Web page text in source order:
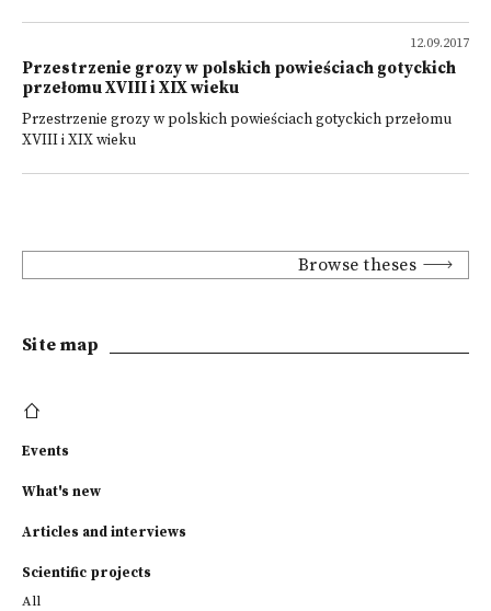
12.09.2017
Przestrzenie grozy w polskich powieściach gotyckich
przełomu XVIII i XIX wieku
Przestrzenie grozy w polskich powieściach gotyckich przełomu
XVIII i XIX wieku
Browse theses
Site map
Events
What's new
Articles and interviews
Scientific projects
All